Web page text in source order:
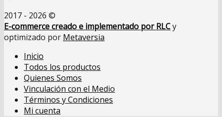
2017 - 2026 ©
E-commerce creado e implementado por RLCy
optimizado por Metaversia
Inicio
Todos los productos
Quienes Somos
Vinculación con el Medio
Términos y Condiciones
Mi cuenta